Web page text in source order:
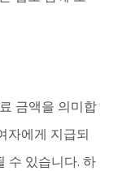
금액을 의미합
자에게 지급되
수 있습니다. 하